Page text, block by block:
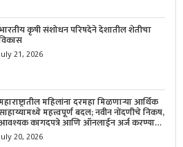
कृषी संशोधन परिषदेने देशातील शेतीचा
21, 2026
महिलांना दरमहा मिळणाऱ्या आर्थिक
महत्त्वपूर्ण बदल; नवीन नोंदणीचे निकष,
कागदपत्रे आणि ऑनलाईन अर्ज करण्याची
सोपी प्रक्रिया जाणून घ्या.
July 20, 2026